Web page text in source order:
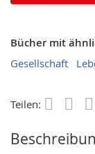
Bücher mit
Gesellschaft
Teilen: